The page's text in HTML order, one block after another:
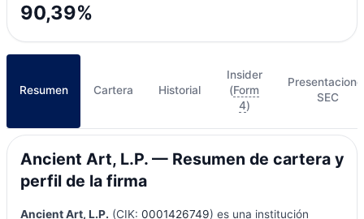
90,39%
Resumen Cartera Historial
Insider
(Form
4)
SEC
Ancient Art, L.P. — Resumen de cartera y
perfil de la firma
Ancient Art, L.P. (CIK: 0001426749) es una institución